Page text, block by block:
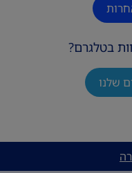
בטלגרם?
שלנו